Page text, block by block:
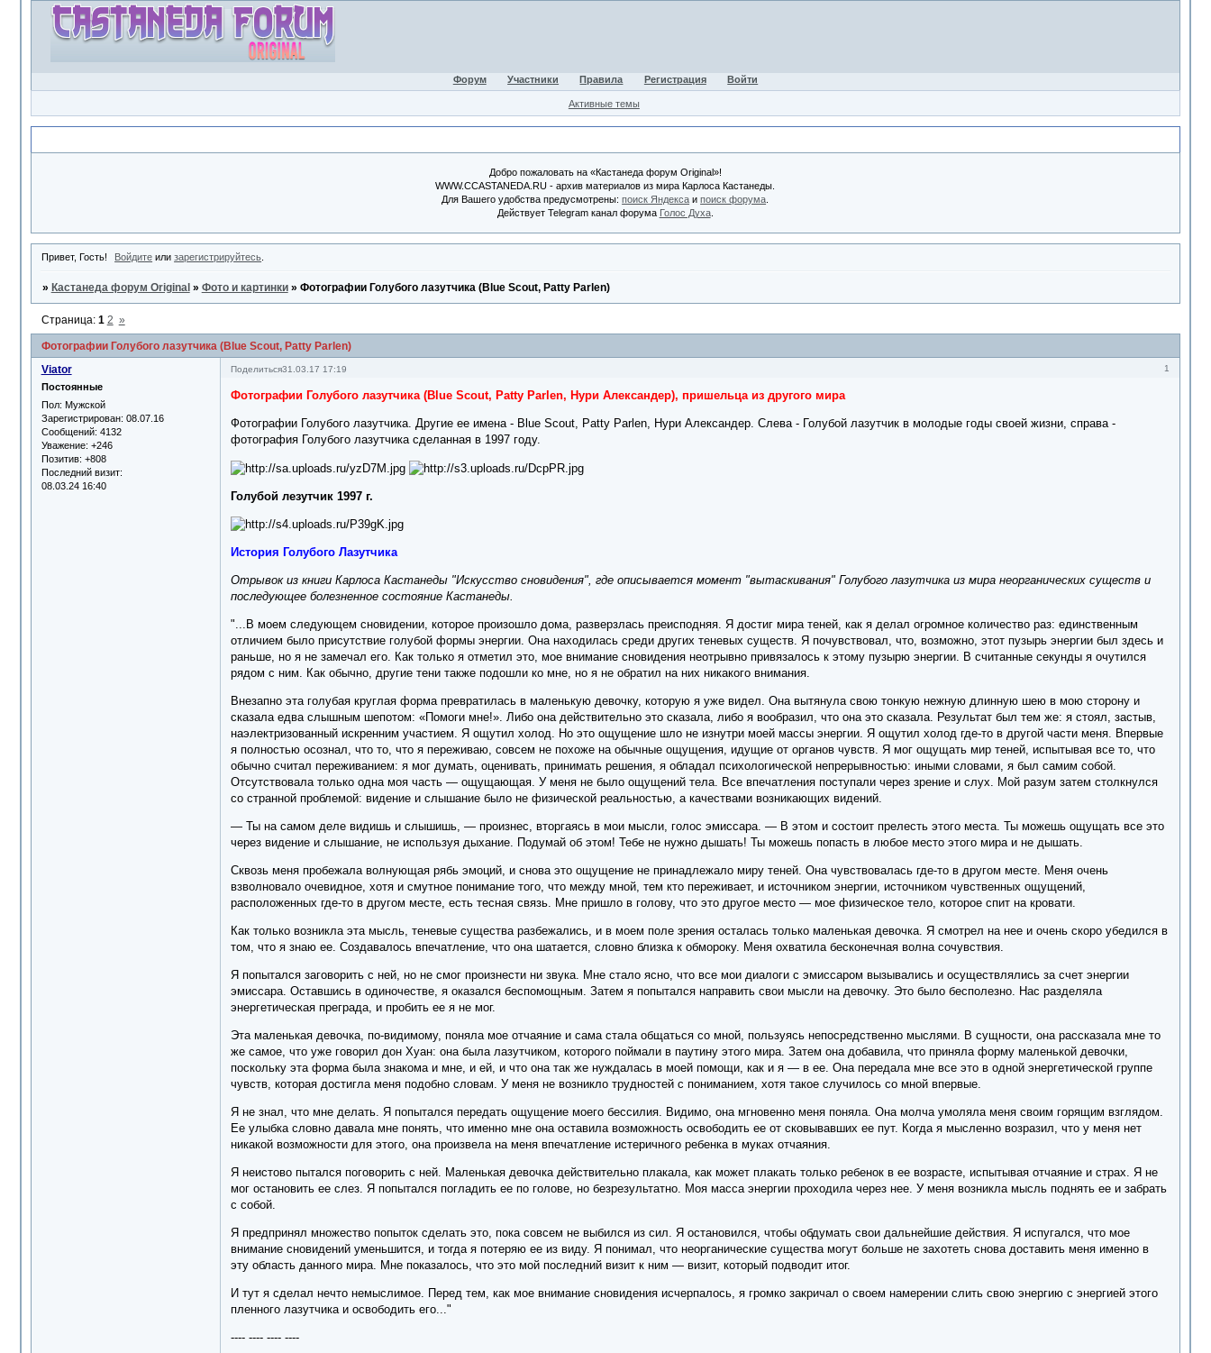
Форум Участники Правила Регистрация Войти
Активные темы
Добро пожаловать на «Кастанеда форум Original»!
WWW.CCASTANEDA.RU - архив материалов из мира Карлоса Кастанеды.
Для Вашего удобства предусмотрены:поиск Яндекса ипоиск форума
Действует Telegram канал форума Голос Духа.
Привет, Гость! Войдите илизарегистрируйтесь
» Кастанеда форум Original » Фото и картинки » Фотографии Голубого лазутчика (Blue Scout, Patty Parlen)
Фотографии Голубого лазутчика (Blue Scout, Patty Parlen)
Страница: 1 2 »
Поделиться 1
31.03.17 17:19
Viator
Постоянные
Пол: Мужской
Зарегистрирован: 08.07.16
Сообщений: 4132
Уважение: +246
Позитив: +808
Последний визит:
08.03.24 16:40
Фотографии Голубого лазутчика (Blue Scout, Patty Parlen, Нури Александер), пришельца из другого мира
Фотографии Голубого лазутчика. Другие ее имена - Blue Scout, Patty Parlen, Нури Александер. Слева - Голубой лазутчик в молодые годы своей жизни, справа -
фотография Голубого лазутчика сделанная в 1997 году.
Голубой лезутчик 1997 г.
История Голубого Лазутчика
Отрывок из книги Карлоса Кастанеды "Искусство сновидения", где описывается момент "вытаскивания" Голубого лазутчика из мира неорганических существ и
последующее болезненное состояние Кастанеды.
"...В моем следующем сновидении, которое произошло дома, разверзлась преисподняя. Я достиг мира теней, как я делал огромное количество раз: единственным
отличием было присутствие голубой формы энергии. Она находилась среди других теневых существ. Я почувствовал, что, возможно, этот пузырь энергии был здесь и
раньше, но я не замечал его. Как только я отметил это, мое внимание сновидения неотрывно привязалось к этому пузырю энергии. В считанные секунды я очутился
рядом с ним. Как обычно, другие тени также подошли ко мне, но я не обратил на них никакого внимания.
Внезапно эта голубая круглая форма превратилась в маленькую девочку, которую я уже видел. Она вытянула свою тонкую нежную длинную шею в мою сторону и
сказала едва слышным шепотом: «Помоги мне!». Либо она действительно это сказала, либо я вообразил, что она это сказала. Результат был тем же: я стоял, застыв,
наэлектризованный искренним участием. Я ощутил холод. Но это ощущение шло не изнутри моей массы энергии. Я ощутил холод где-то в другой части меня. Впервые
я полностью осознал, что то, что я переживаю, совсем не похоже на обычные ощущения, идущие от органов чувств. Я мог ощущать мир теней, испытывая все то, что
обычно считал переживанием: я мог думать, оценивать, принимать решения, я обладал психологической непрерывностью: иными словами, я был самим собой.
Отсутствовала только одна моя часть — ощущающая. У меня не было ощущений тела. Все впечатления поступали через зрение и слух. Мой разум затем столкнулся
со странной проблемой: видение и слышание было не физической реальностью, а качествами возникающих видений.
— Ты на самом деле видишь и слышишь, — произнес, вторгаясь в мои мысли, голос эмиссара. — В этом и состоит прелесть этого места. Ты можешь ощущать все это
через видение и слышание, не используя дыхание. Подумай об этом! Тебе не нужно дышать! Ты можешь попасть в любое место этого мира и не дышать.
Сквозь меня пробежала волнующая рябь эмоций, и снова это ощущение не принадлежало миру теней. Она чувствовалась где-то в другом месте. Меня очень
взволновало очевидное, хотя и смутное понимание того, что между мной, тем кто переживает, и источником энергии, источником чувственных ощущений,
расположенных где-то в другом месте, есть тесная связь. Мне пришло в голову, что это другое место — мое физическое тело, которое спит на кровати.
Как только возникла эта мысль, теневые существа разбежались, и в моем поле зрения осталась только маленькая девочка. Я смотрел на нее и очень скоро убедился в
том, что я знаю ее. Создавалось впечатление, что она шатается, словно близка к обмороку. Меня охватила бесконечная волна сочувствия.
Я попытался заговорить с ней, но не смог произнести ни звука. Мне стало ясно, что все мои диалоги с эмиссаром вызывались и осуществлялись за счет энергии
эмиссара. Оставшись в одиночестве, я оказался беспомощным. Затем я попытался направить свои мысли на девочку. Это было бесполезно. Нас разделяла
энергетическая преграда, и пробить ее я не мог.
Эта маленькая девочка, по-видимому, поняла мое отчаяние и сама стала общаться со мной, пользуясь непосредственно мыслями. В сущности, она рассказала мне то
же самое, что уже говорил дон Хуан: она была лазутчиком, которого поймали в паутину этого мира. Затем она добавила, что приняла форму маленькой девочки,
поскольку эта форма была знакома и мне, и ей, и что она так же нуждалась в моей помощи, как и я — в ее. Она передала мне все это в одной энергетической группе
чувств, которая достигла меня подобно словам. У меня не возникло трудностей с пониманием, хотя такое случилось со мной впервые.
Я не знал, что мне делать. Я попытался передать ощущение моего бессилия. Видимо, она мгновенно меня поняла. Она молча умоляла меня своим горящим взглядом.
Ее улыбка словно давала мне понять, что именно мне она оставила возможность освободить ее от сковывавших ее пут. Когда я мысленно возразил, что у меня нет
никакой возможности для этого, она произвела на меня впечатление истеричного ребенка в муках отчаяния.
Я неистово пытался поговорить с ней. Маленькая девочка действительно плакала, как может плакать только ребенок в ее возрасте, испытывая отчаяние и страх. Я не
мог остановить ее слез. Я попытался погладить ее по голове, но безрезультатно. Моя масса энергии проходила через нее. У меня возникла мысль поднять ее и забрать
с собой.
Я предпринял множество попыток сделать это, пока совсем не выбился из сил. Я остановился, чтобы обдумать свои дальнейшие действия. Я испугался, что мое
внимание сновидений уменьшится, и тогда я потеряю ее из виду. Я понимал, что неорганические существа могут больше не захотеть снова доставить меня именно в
эту область данного мира. Мне показалось, что это мой последний визит к ним — визит, который подводит итог.
И тут я сделал нечто немыслимое. Перед тем, как мое внимание сновидения исчерпалось, я громко закричал о своем намерении слить свою энергию с энергией этого
пленного лазутчика и освободить его..."
---- ---- ---- ----